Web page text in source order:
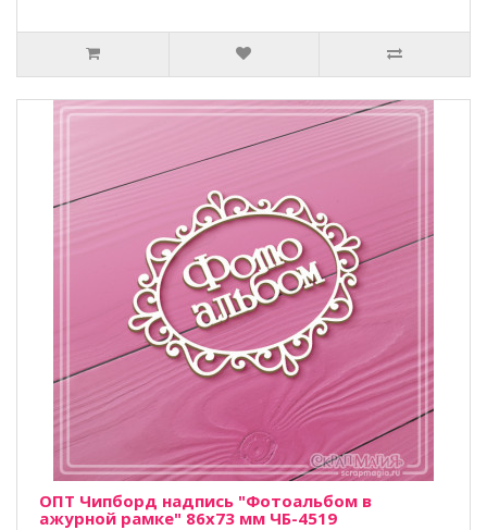
ОПТ Чипборд надпись "Фотоальбом в
ажурной рамке" 86х73 мм ЧБ-4519